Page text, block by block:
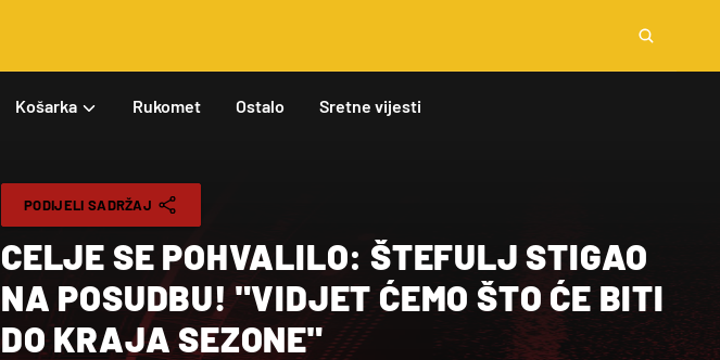
Košarka Rukomet Ostalo Sretne vijesti
PODIJELI SADRŽAJ
CELJE SE POHVALILO: ŠTEFULJ STIGAO
NA POSUDBU! "VIDJET ĆEMO ŠTO ĆE BITI
DO KRAJA SEZONE"